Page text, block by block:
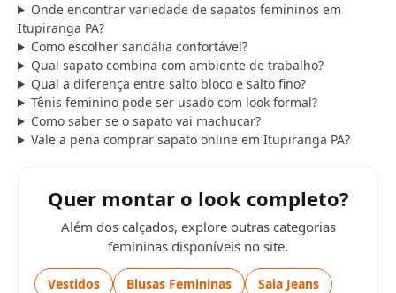
Onde encontrar variedade de sapatos femininos em
Itupiranga PA?
Como escolher sandália confortável?
Qual sapato combina com ambiente de trabalho?
Qual a diferença entre salto bloco e salto fino?
Tênis feminino pode ser usado com look formal?
Como saber se o sapato vai machucar?
Vale a pena comprar sapato online em Itupiranga PA?
Quer montar o look completo?
Além dos calçados, explore outras categorias
femininas disponíveis no site.
Vestidos Blusas Femininas
Saia Jeans